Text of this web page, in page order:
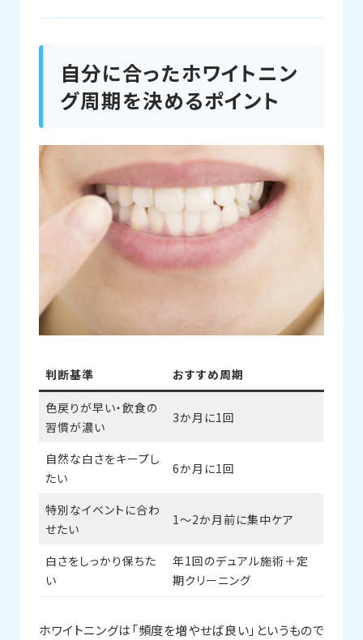
自分に合ったホワイトニン
グ周期を決めるポイント
判断基準 おすすめ周期
色戻りが早い・飲食の
習慣が濃い
3か月に1回
自然な白さをキープし
たい
6か月に1回
特別なイベントに合わ
せたい
1〜2か月前に集中ケア
白さをしっかり保ちた
い
年1回のデュアル施術＋定
期クリーニング
ホワイトニングは「頻度を増やせば良い」というもので